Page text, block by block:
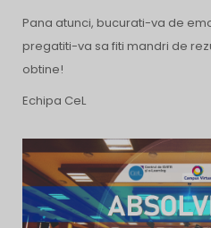
Pana atunci, bucurati-va de
pregatiti-va sa fiti mandri de
obtine!
Echipa CeL